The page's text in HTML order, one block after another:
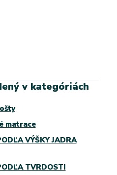
v kategóriách
matrace
VÝŠKY JADRA
TVRDOSTI